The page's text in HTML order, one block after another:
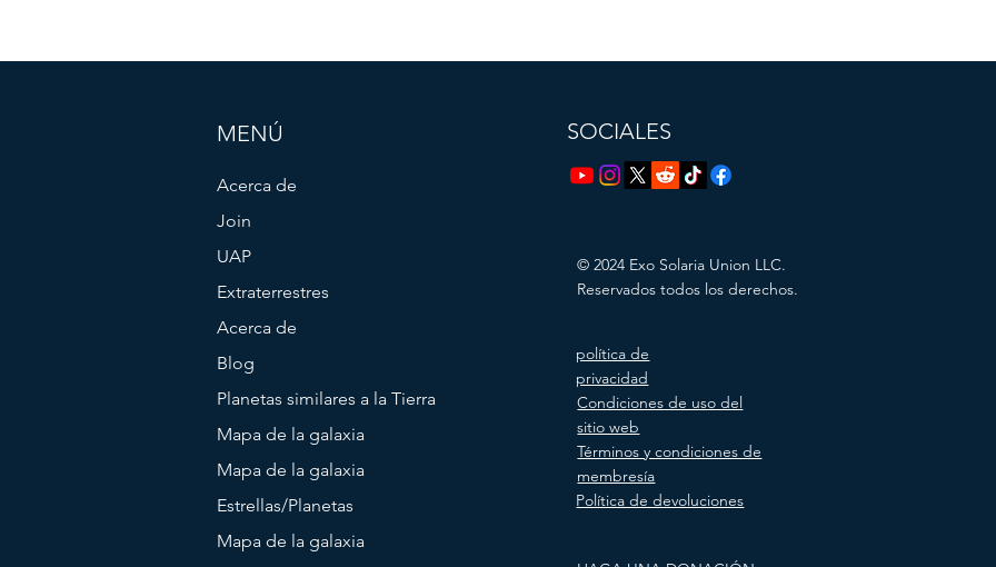
MENÚ
Acerca de
Join
UAP
Extraterrestres
Acerca de
Blog
Planetas similares a la Tierra
Mapa de la galaxia
Mapa de la galaxia
Estrellas/Planetas
Mapa de la galaxia
SOCIALES
© 2024 Exo Solaria Union LLC.
Reservados todos los derechos.
política de
privacidad
Condiciones de uso del
sitio web
Términos y condiciones de
membresía
Política de devoluciones